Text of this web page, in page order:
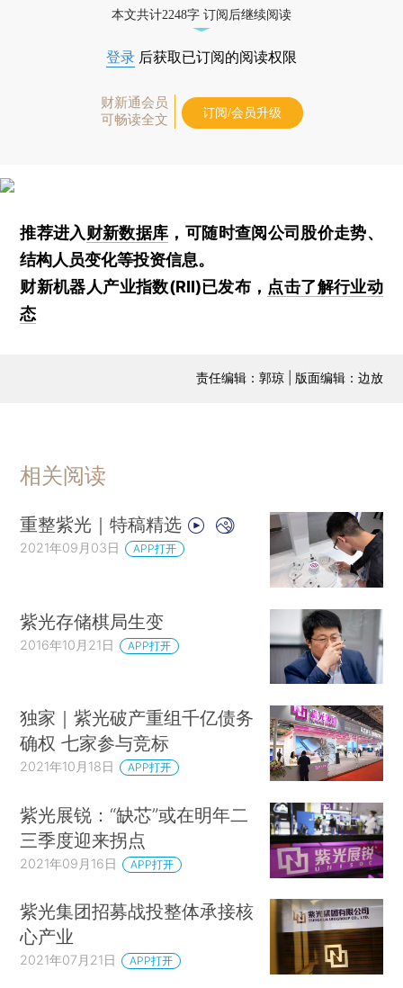
本文共计2248字 订阅后继续阅读
登录 后获取已订阅的阅读权限
财新通会员
可畅读全文
订阅/会员升级
推荐进入财新数据库 ，可随时查阅公司股价走势、
结构人员变化等投资信息。
财新机器人产业指数(RII)已发布， 点击了解行业动
态
责任编辑：郭琼 | 版面编辑：边放
相关阅读
重整紫光｜特稿精选
2021年09月03日 APP打开
紫光存储棋局生变
2016年10月21日 APP打开
独家｜紫光破产重组千亿债务
确权 七家参与竞标
2021年10月18日 APP打开
紫光展锐：“缺芯”或在明年二
三季度迎来拐点
2021年09月16日 APP打开
紫光集团招募战投整体承接核
心产业
2021年07月21日 APP打开